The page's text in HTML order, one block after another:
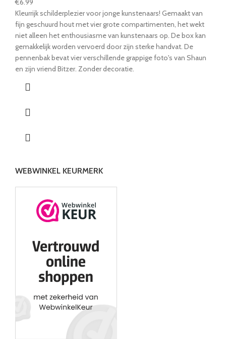
Kleurrijk schilderplezier voor jonge kunstenaars! Gemaakt van
fijn geschuurd hout met vier grote compartimenten, het wekt
niet alleen het enthousiasme van kunstenaars op. De box kan
gemakkelijk worden vervoerd door zijn sterke handvat. De
pennenbak bevat vier verschillende grappige foto's van Shaun
en zijn vriend Bitzer. Zonder decoratie.
WEBWINKEL KEURMERK